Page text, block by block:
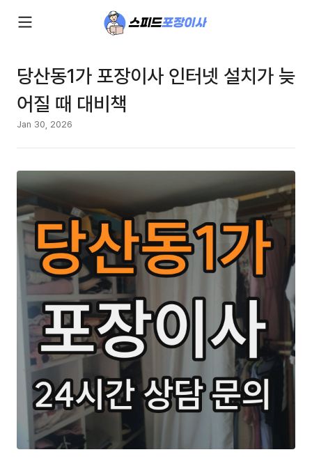
당산동1가 포장이사 인터넷 설치가 늦
어질 때 대비책
Jan 30, 2026